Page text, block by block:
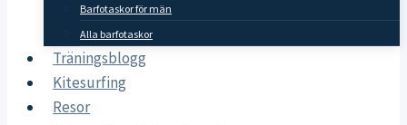
Barfotaskor för män
Alla barfotaskor
Träningsblogg
Kitesurfing
Resor